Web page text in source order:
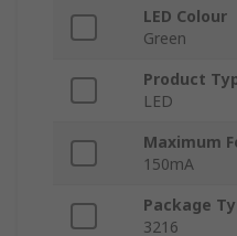
LED Colour
Green
Product
LED
Maximum
150mA
Package
3216